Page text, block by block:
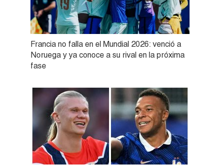
Francia no falla en el Mundial 2026: venció a
Noruega y ya conoce a su rival en la próxima
fase